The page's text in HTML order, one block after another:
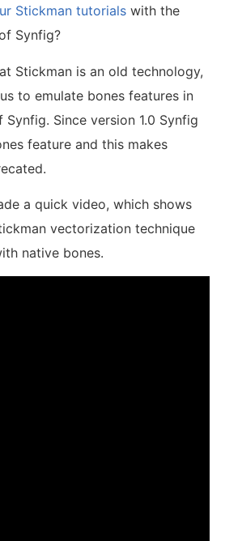
Stickman tutorials with the
Synfig?
Stickman is an old technology,
to emulate bones features in
Since version 1.0 Synfig
feature and this makes
a quick video, which shows
vectorization technique
native bones.